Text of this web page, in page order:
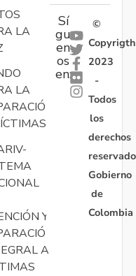
LA
LA
Y
A
Sí
gu
en
os
en:
©
Copyrigth
2023
-
Todos
los
derechos
Gobierno
de
Colombia